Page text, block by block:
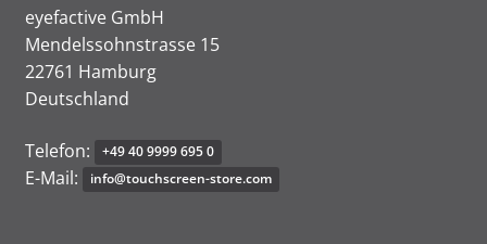
eyefactive GmbH
Mendelssohnstrasse 15
22761 Hamburg
Deutschland
Telefon: +4940 99996950
E-Mail: info@touchscreen-store.com